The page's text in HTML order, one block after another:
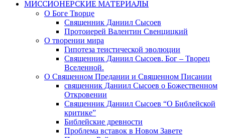
МИССИОНЕРСКИЕ МАТЕРИАЛЫ
О Боге Творце
Священник Даниил Сысоев
Протоиерей Валентин Свенцицкий
О творении мира
Гипотеза теистической эволюции
Священник Даниил Сысоев. Бог – Творец
Вселенной.
О Священном Предании и Священном Писании
священник Даниил Сысоев о Божественном
Откровении
Священник Даниил Сысоев “О Библейской
критике”
Библейские древности
Проблема вставок в Новом Завете